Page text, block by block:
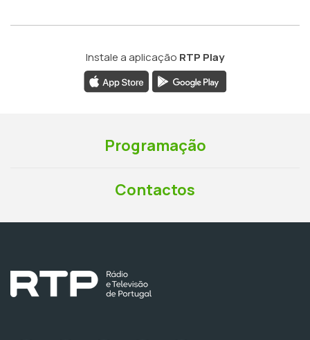
Instale a aplicação RTP Play
Programação
Contactos